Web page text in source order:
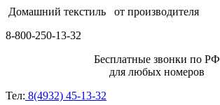
Домашний текстиль от производителя
8-800-250-13-32
Бесплатные звонки по РФ
для любых номеров
Тел: 8(4932) 45-13-32